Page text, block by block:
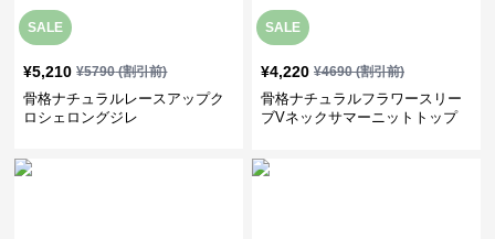
SALE
¥5,210 ¥5790(割引前)
骨格ナチュラルレースアップク
ロシェロングジレ
SALE
¥4,220 ¥4690(割引前)
骨格ナチュラルフラワースリー
ブVネックサマーニットトップ